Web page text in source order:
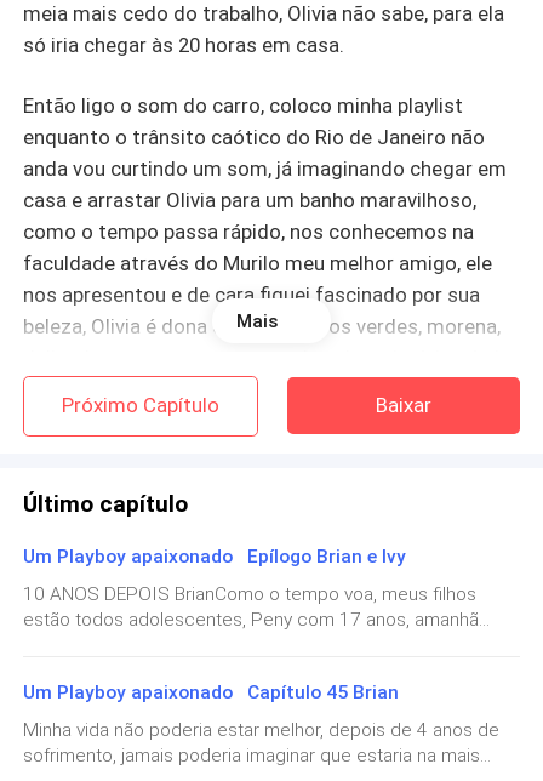
meia mais cedo do trabalho, Olivia não sabe, para ela
só iria chegar às 20 horas em casa.
Então ligo o som do carro, coloco minha playlist
enquanto o trânsito caótico do Rio de Janeiro não
anda vou curtindo um som, já imaginando chegar em
casa e arrastar Olivia para um banho maravilhoso,
como o tempo passa rápido, nos conhecemos na
faculdade através do Murilo meu melhor amigo, ele
nos apresentou e de cara fiquei fascinado por sua
beleza, Olivia é dona de lindos olhos verdes, morena,
beleza nada além, porém com o tempo fui a
conhecendo melhor, ela me ganhou completamente
Uns 6 meses depois de ter conhecido Olivia
faculdade eu em engenharia, mas precisei mudar de
nutrição e assim continuamos até nos formar.
Logo depois da formatura fomos morar juntos, um
Mais
Próximo Capítulo Baixar
Último capítulo
Um Playboy apaixonado Epílogo Brian e Ivy
10 ANOS DEPOIS BrianComo o tempo voa, meus filhos
estão todos adolescentes, Peny com 17 anos, amanhã
estamos todos felizes por ela, ela resolveu seguir meus
passos, vai faze administração, ela é meu legado na
empresa, Ava e Noah estão agora com 16 anos, ano
passado eles debutaram, e Ivy caprichou na festa, e esse
Um Playboy apaixonado Capítulo 45 Brian
Minha vida não poderia estar melhor, depois de 4 anos de
sofrimento, jamais poderia imaginar que estaria na mais